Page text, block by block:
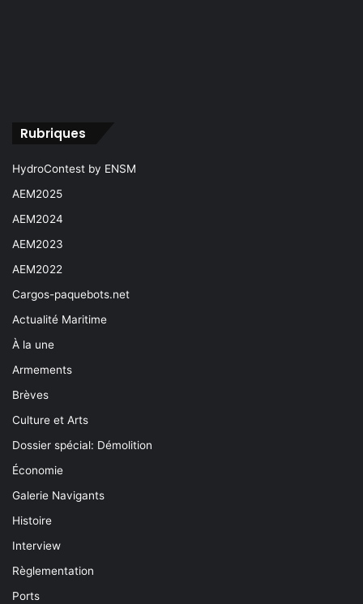
Rubriques
HydroContest by ENSM
AEM2025
AEM2024
AEM2023
AEM2022
Cargos-paquebots.net
Actualité Maritime
À la une
Armements
Brèves
Culture et Arts
Dossier spécial: Démolition
Économie
Galerie Navigants
Histoire
Interview
Règlementation
Ports